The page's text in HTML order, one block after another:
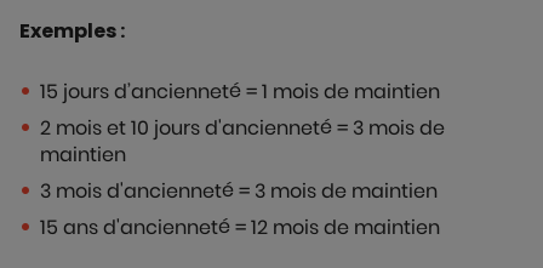
Exemples :
15 jours d’ancienneté = 1 mois de maintien
2 mois et 10 jours d'ancienneté = 3 mois de
maintien
3 mois d'ancienneté = 3 mois de maintien
15 ans d'ancienneté = 12 mois de maintien